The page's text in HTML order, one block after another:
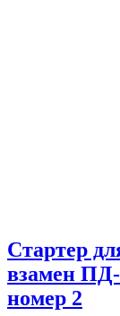
Стартер
взамен
номер 2